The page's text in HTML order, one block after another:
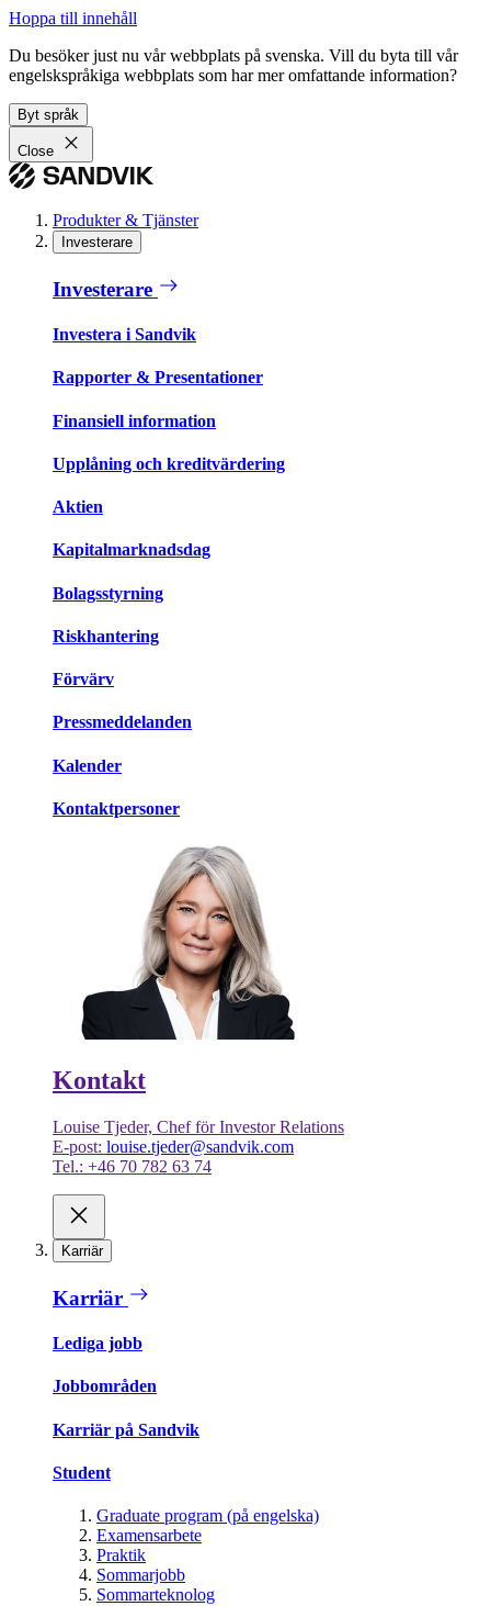
Hoppa till innehåll
Du besöker just nu vår webbplats på svenska. Vill du byta till vår
engelskspråkiga webbplats som har mer omfattande information?
Byt språk
Close
Produkter & Tjänster
Investerare
Investerare
Investera i Sandvik
Rapporter & Presentationer
Finansiell information
Upplåning och kreditvärdering
Aktien
Kapitalmarknadsdag
Bolagsstyrning
Riskhantering
Förvärv
Pressmeddelanden
Kalender
Kontaktpersoner
Kontakt
Louise Tjeder, Chef för Investor Relations
E-post: louise.tjeder@sandvik.com
Tel.: +46 70 782 63 74
Karriär
Karriär
Lediga jobb
Jobbområden
Karriär på Sandvik
Student
Graduate program (på engelska)
Examensarbete
Praktik
Sommarjobb
Sommarteknolog